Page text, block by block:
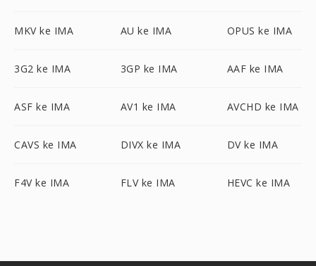
MKV ke IMA AU ke IMA OPUS ke IMA
3G2 ke IMA 3GP ke IMA AAF ke IMA
ASF ke IMA AV1 ke IMA AVCHD ke IMA
CAVS ke IMA DIVX ke IMA DV ke IMA
F4V ke IMA FLV ke IMA HEVC ke IMA